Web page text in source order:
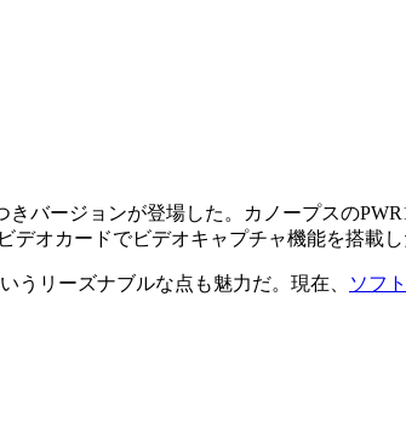
バージョンが登場した。カノープスの
オカードでビデオキャプチャ機能を搭載
リーズナブルな点も魅力だ。現在、 ソフ